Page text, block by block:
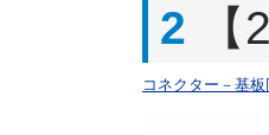
2
コネクター－基